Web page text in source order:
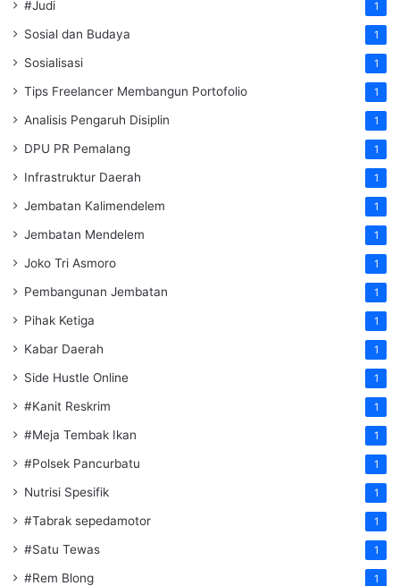
#Judi 1
Sosial dan Budaya 1
Sosialisasi 1
Tips Freelancer Membangun Portofolio 1
Analisis Pengaruh Disiplin 1
DPU PR Pemalang 1
Infrastruktur Daerah 1
Jembatan Kalimendelem 1
Jembatan Mendelem 1
Joko Tri Asmoro 1
Pembangunan Jembatan 1
Pihak Ketiga 1
Kabar Daerah 1
Side Hustle Online 1
#Kanit Reskrim 1
#Meja Tembak Ikan 1
#Polsek Pancurbatu 1
Nutrisi Spesifik 1
#Tabrak sepedamotor 1
#Satu Tewas 1
#Rem Blong 1